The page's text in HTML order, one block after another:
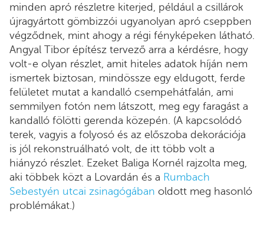
minden apró részletre kiterjed, például a csillárok
újragyártott gömbizzói ugyanolyan apró cseppben
végződnek, mint ahogy a régi fényképeken látható.
Angyal Tibor építész tervező arra a kérdésre, hogy
volt-e olyan részlet, amit hiteles adatok híján nem
ismertek biztosan, mindössze egy eldugott, ferde
felületet mutat a kandalló csempehátfalán, ami
semmilyen fotón nem látszott, meg egy faragást a
kandalló fölötti gerenda közepén. (A kapcsolódó
terek, vagyis a folyosó és az előszoba dekorációja
is jól rekonstruálható volt, de itt több volt a
hiányzó részlet. Ezeket Baliga Kornél rajzolta meg,
aki többek közt a Lovardán és a Rumbach
Sebestyén utcai zsinagógában oldott meg hasonló
problémákat.)